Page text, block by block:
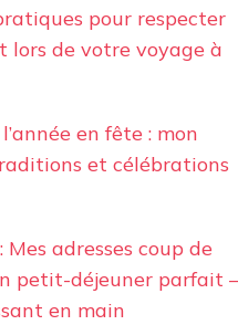
pour respecter
lors de votre voyage à
en fête : mon
et célébrations
adresses coup de
petit-déjeuner parfait
en main